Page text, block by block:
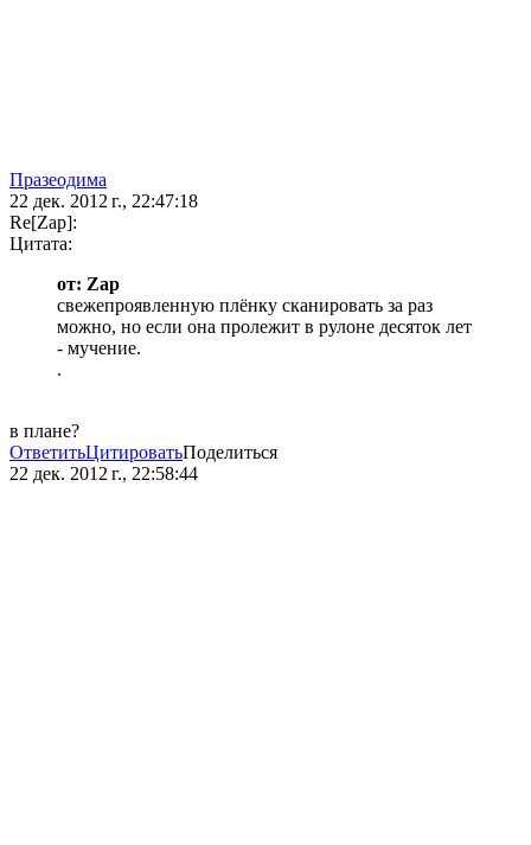
Празеодима
22 дек. 2012 г., 22:47:18
Re[Zap]:
Цитата:
от: Zap
свежепроявленную плёнку сканировать за раз
можно, но если она пролежит в рулоне десяток лет
- мучение.
.
в плане?
ОтветитьЦитироватьПоделиться
22 дек. 2012 г., 22:58:44